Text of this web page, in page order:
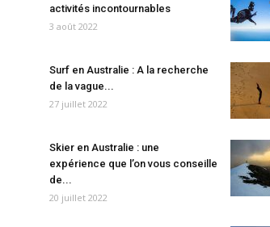
activités incontournables
3 août 2022
Surf en Australie : A la recherche
de la vague...
27 juillet 2022
Skier en Australie : une
expérience que l’on vous conseille
de...
20 juillet 2022